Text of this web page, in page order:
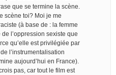
que se termine la scène.
scène toi? Moi je me
(à base de : la femme
l’oppression sexiste que
qu’elle est privilégiée par
l’instrumentalisation
aujourd’hui en France).
pas, car tout le film est